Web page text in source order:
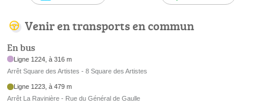
Venir en transports en commun
En bus
Ligne 1224, à 316 m
Arrêt Square des Artistes - 8 Square des Artistes
Ligne 1223, à 479 m
Arrêt La Ravinière - Rue du Général de Gaulle